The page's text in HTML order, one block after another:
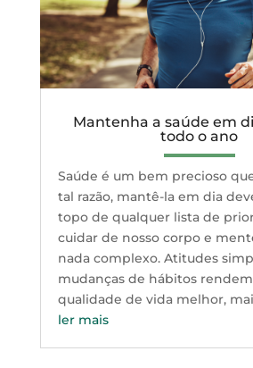
Mantenha a saúde em
todo o ano
Saúde é um bem precioso
tal razão, mantê-la em dia
topo de qualquer lista de
cuidar de nosso corpo e
nada complexo. Atitudes
mudanças de hábitos
qualidade de vida melhor,
ler mais